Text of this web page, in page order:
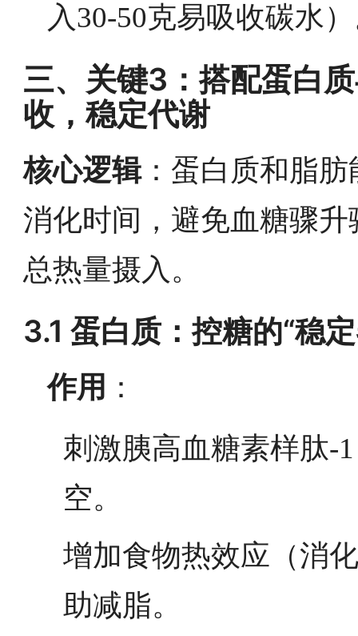
入30-50克易吸收碳水
三、关键3：搭配蛋白
收，稳定代谢
核心逻辑：蛋白质和脂
消化时间，避免血糖骤
总热量摄入。
3.1 蛋白质：控糖的“稳
作用 ：
刺激胰高血糖素样肽-
空。
增加食物热效应（消
助减脂。